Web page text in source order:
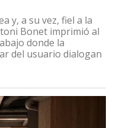
y, a su vez, fiel a la
Bonet imprimió al
donde la
del usuario dialogan